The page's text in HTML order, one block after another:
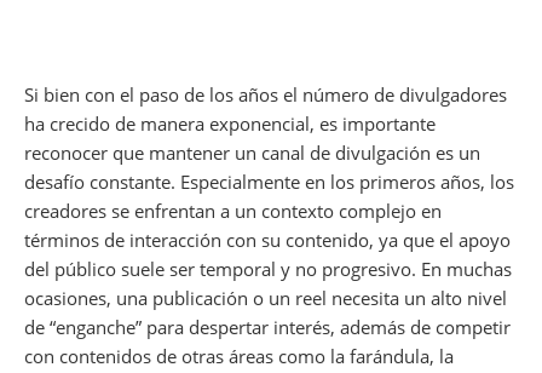
Si bien con el paso de los años el número de divulgadores
ha crecido de manera exponencial, es importante
reconocer que mantener un canal de divulgación es un
desafío constante. Especialmente en los primeros años, los
creadores se enfrentan a un contexto complejo en
términos de interacción con su contenido, ya que el apoyo
del público suele ser temporal y no progresivo. En muchas
ocasiones, una publicación o un reel necesita un alto nivel
de “enganche” para despertar interés, además de competir
con contenidos de otras áreas como la farándula, la